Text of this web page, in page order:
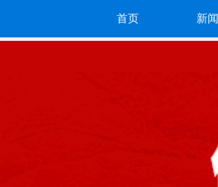
首页 新闻